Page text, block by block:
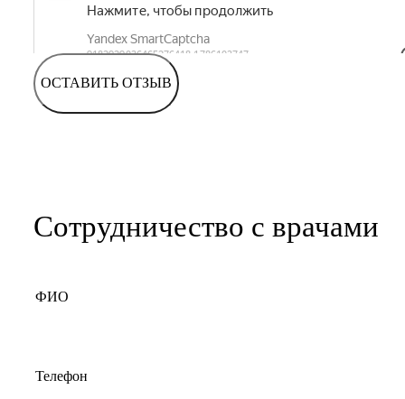
ОСТАВИТЬ ОТЗЫВ
Сотрудничество с врачами